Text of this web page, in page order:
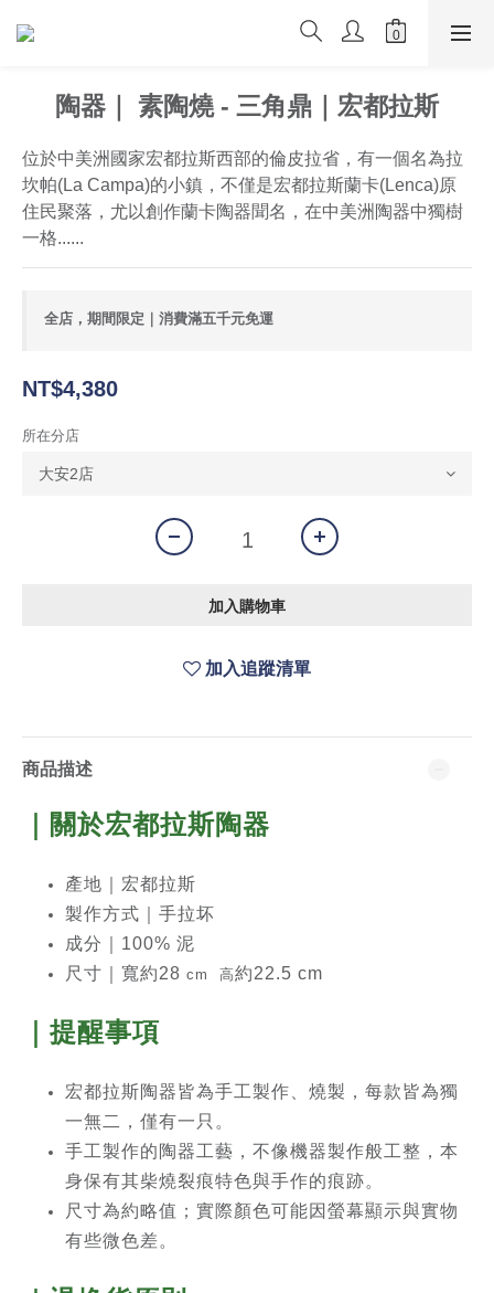
陶器｜ 素陶燒 - 三角鼎｜宏都拉斯
位於中美洲國家宏都拉斯西部的倫皮拉省，有一個名為拉
坎帕(La Campa)的小鎮，不僅是宏都拉斯蘭卡(Lenca)原
住民聚落，尤以創作蘭卡陶器聞名，在中美洲陶器中獨樹
一格......
全店，期間限定｜消費滿五千元免運
NT$4,380
所在分店
加入購物車
加入追蹤清單
商品描述
｜關於宏都拉斯陶器
產地｜宏都拉斯
製作方式｜手拉坏
成分｜100% 泥
尺寸｜ 寬約28 cm 高約22.5 cm
｜提醒事項
宏都拉斯陶器皆為手工製作、燒製，每款皆為獨
一無二，僅有一只。
手工製作的陶器工藝，不像機器製作般工整，本
身保有其柴燒裂痕特色與手作的痕跡。
尺寸為約略值；實際顏色可能因螢幕顯示與實物
有些微色差。